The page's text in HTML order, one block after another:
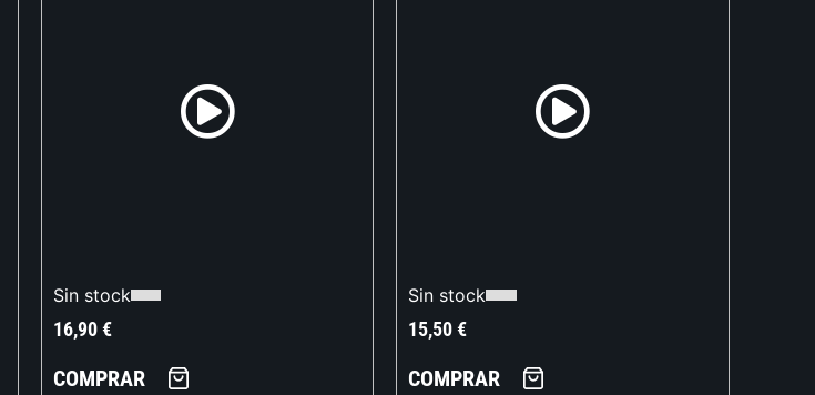
Sin stock
16,90€
COMPRAR
Sin stock
15,50€
COMPRAR